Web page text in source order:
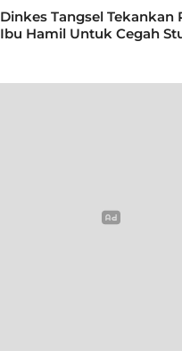
Dinkes Tangsel Tekankan
Ibu Hamil Untuk Cegah